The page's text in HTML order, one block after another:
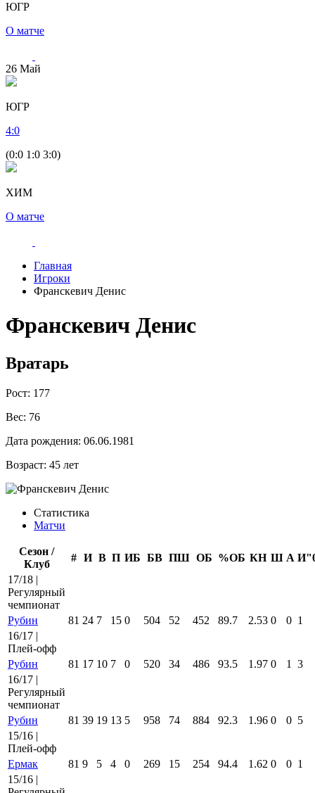
ЮГР
О матче
26 Май
ЮГР
4:0
(0:0 1:0 3:0)
ХИМ
О матче
Главная
Игроки
Франскевич Денис
Франскевич Денис
Вратарь
Рост: 177
Вес: 76
Дата рождения: 06.06.1981
Возраст: 45 лет
Статистика
Матчи
Сезон /
Клуб
# И В П ИБ БВ ПШ ОБ %ОБ КН Ш А
17/18 |
Регулярный
чемпионат
Рубин
81 24 7 15 0 504 52 452 89.7 2.53 0 0 1
16/17 |
Плей-офф
Рубин
81 17 10 7 0 520 34 486 93.5 1.97 0 1
3
16/17 |
Регулярный
чемпионат
Рубин
81 39 19 13 5 958 74 884 92.3 1.96 0 0 5
15/16 |
Плей-офф
Ермак
81 9 5 4 0 269 15 254 94.4 1.62 0 0 1
15/16 |